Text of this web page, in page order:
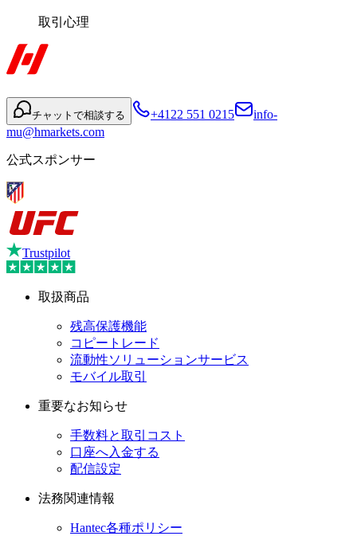
取引心理
チャットで相談する +4122 551 0215
info-
mu@hmarkets.com
公式スポンサー
Trustpilot
取扱商品
残高保護機能
コピートレード
流動性ソリューションサービス
モバイル取引
重要なお知らせ
手数料と取引コスト
口座へ入金する
配信設定
法務関連情報
Hantec各種ポリシー